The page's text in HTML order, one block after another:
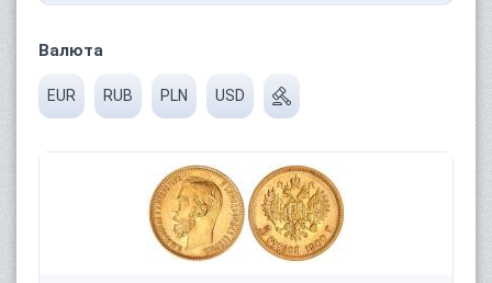
Валюта
EUR RUB PLN USD